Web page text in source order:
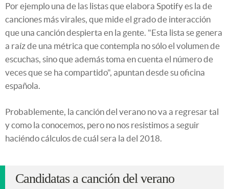
Por ejemplo una de las listas que elabora Spotify es la de
canciones más virales, que mide el grado de interacción
que una canción despierta en la gente. "Esta lista se genera
a raíz de una métrica que contempla no sólo el volumen de
escuchas, sino que además toma en cuenta el número de
veces que se ha compartido", apuntan desde su oficina
española.
Probablemente, la canción del verano no va a regresar tal
y como la conocemos, pero no nos resistimos a seguir
haciéndo cálculos de cuál sera la del 2018.
Candidatas a canción del verano